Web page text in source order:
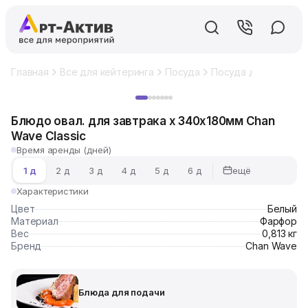
Главная Все для кейтеринга Посуда Посуда для
Блюдо овал. для завтрака х 340х180мм Chan
Wave Classic
Время аренды (дней)
1 д
2 д 3 д 4 д 5 д 6 д
ещё
Характеристики
Цвет
Белый
Материал
Фарфор
Вес
0,813 кг
Бренд
Chan Wave
Блюда для подачи